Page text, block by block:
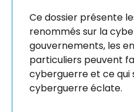
Ce dossier présente
renommés sur la
gouvernements, les
particuliers peuvent
cyberguerre et ce qui
cyberguerre éclate.